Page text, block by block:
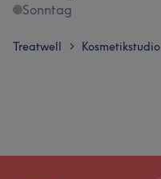
Sonntag
Treatwell > Kosmetikstudio